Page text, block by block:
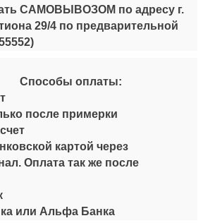
САМОВЫВОЗОМ по адресу г.
29/4 по предварительной
)
оплаты:
после примерки
картой через
Оплата так же после
или Альфа Банка